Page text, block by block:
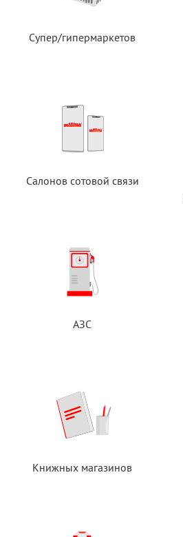
Супер/гипермаркетов
Салонов сотовой связи
АЗС
Книжных магазинов